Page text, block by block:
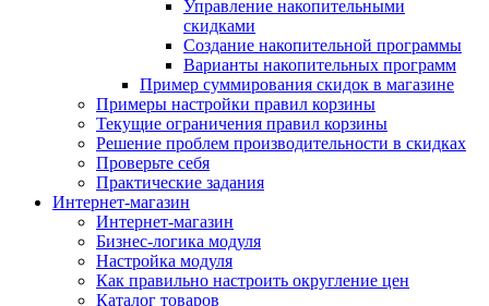
Управление накопительными
скидками
Создание накопительной программы
Варианты накопительных программ
Пример суммирования скидок в магазине
Примеры настройки правил корзины
Текущие ограничения правил корзины
Решение проблем производительности в скидках
Проверьте себя
Практические задания
Интернет-магазин
Интернет-магазин
Бизнес-логика модуля
Настройка модуля
Как правильно настроить округление цен
Каталог товаров